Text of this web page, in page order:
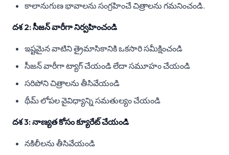
కాలానుగుణ భావాలను సంగ్రహించే చిత్రాలను గమనించండి.
దశ 2: సీజన్ వారీగా నిర్వహించండి
ఇష్టమైన వాటిని త్రైమాసికానికి ఒకసారి సమీక్షించండి
సీజన్ వారీగా ట్యాగ్ చేయండి లేదా సమూహం చేయండి
సరిపోని చిత్రాలను తీసివేయండి
థీమ్ లోపల వైవిధ్యాన్ని సమతుల్యం చేయండి
దశ 3: నాణ్యత కోసం క్యూరేట్ చేయండి
నకిలీలను తీసివేయండి